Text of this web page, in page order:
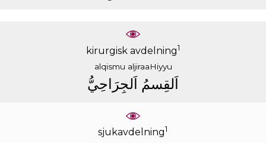
kirurgisk avdelning1
alqismu aljiraaHiyyu
ﺍَﻟﻘِﺴﻢُ ﺍَﻟﺠِﺮَﺍﺣِﻲُّ
sjukavdelning1